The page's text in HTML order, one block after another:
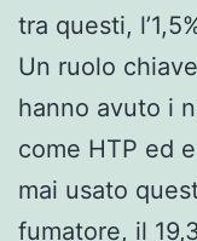
tra questi,
Un ruolo
hanno avuto i
come HTP ed
mai usato
fumatore, il